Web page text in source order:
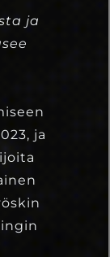
ja
ja